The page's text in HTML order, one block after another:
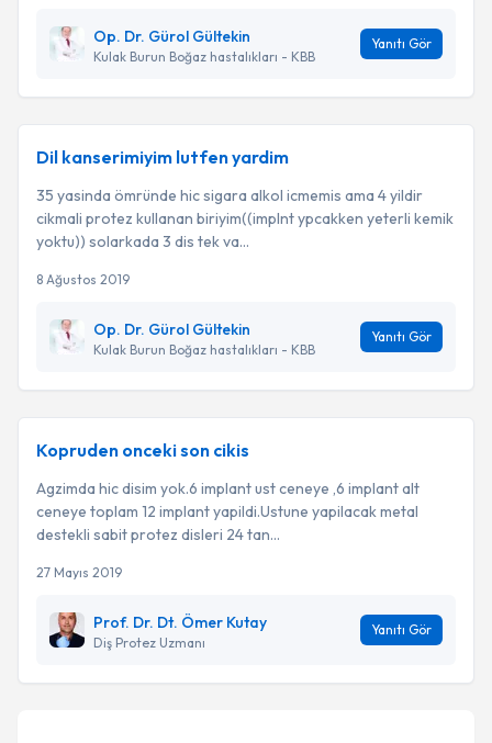
Op. Dr. Gürol Gültekin
Kulak Burun Boğaz hastalıkları - KBB
Yanıtı Gör
Dil kanserimiyim lutfen yardim
35 yasinda ömründe hic sigara alkol icmemis ama 4 yildir
cikmali protez kullanan biriyim((implnt ypcakken yeterli kemik
yoktu)) solarkada 3 dis tek va...
8 Ağustos 2019
Op. Dr. Gürol Gültekin
Kulak Burun Boğaz hastalıkları - KBB
Yanıtı Gör
Kopruden onceki son cikis
Agzimda hic disim yok.6 implant ust ceneye ,6 implant alt
ceneye toplam 12 implant yapildi.Ustune yapilacak metal
destekli sabit protez disleri 24 tan...
27 Mayıs 2019
Prof. Dr. Dt. Ömer Kutay
Diş Protez Uzmanı
Yanıtı Gör